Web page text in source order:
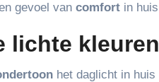
gevoel van comfort in
lichte
het daglicht in